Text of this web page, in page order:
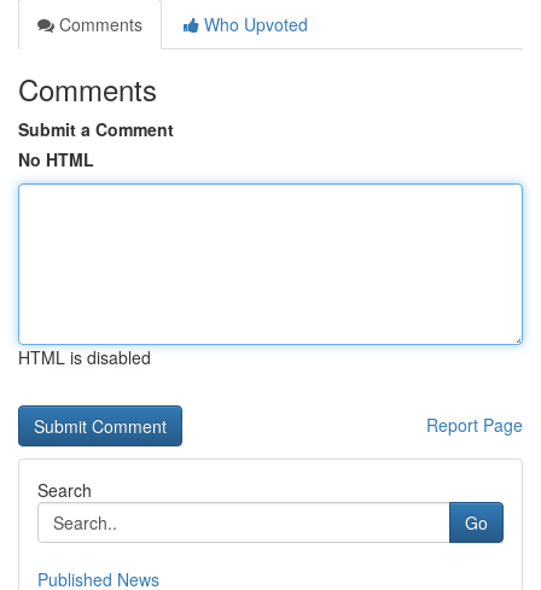
Comments
Who Upvoted
Comments
Submit a Comment
No HTML
HTML is disabled
Report Page
Search
Go
Published News